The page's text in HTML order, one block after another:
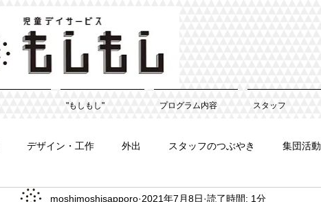
"もしもし" プログラム内容 スタッフ
デザイン・工作 外出 スタッフのつぶやき 集団活動
moshimoshisapporo 2021年7月8日 読了時間: 1分